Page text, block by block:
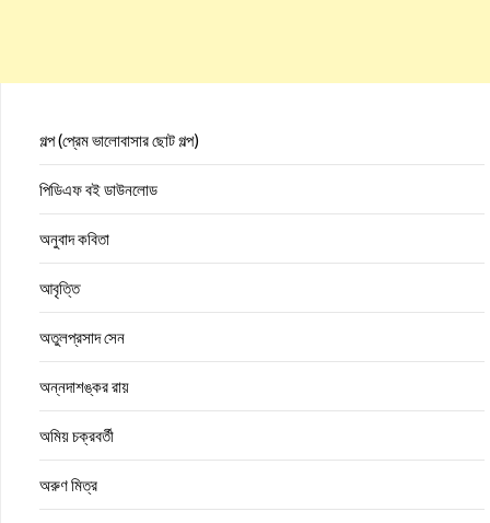
গল্প (প্রেম ভালোবাসার ছোট গল্প)
পিডিএফ বই ডাউনলোড
অনুবাদ কবিতা
আবৃত্তি
অতুলপ্রসাদ সেন
অন্নদাশঙ্কর রায়
অমিয় চক্রবর্তী
অরুণ মিত্র